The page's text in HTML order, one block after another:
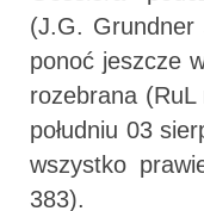
(J.G. Grundner
ponoć jeszcze
rozebrana
południu 03
wszystko
383).